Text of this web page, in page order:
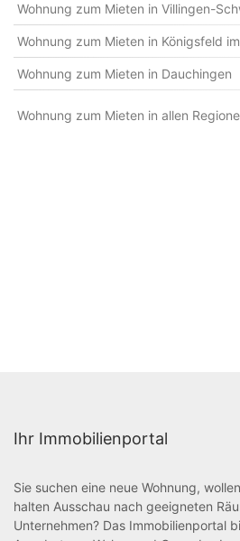
Wohnung zum Mieten in Villingen-
Wohnung zum Mieten in Königsfeld
Wohnung zum Mieten in Dauchingen
Wohnung zum Mieten in allen
Ihr Immobilienportal
Sie suchen eine neue Wohnung,
halten Ausschau nach geeigneten
Unternehmen? Das Immobilienportal